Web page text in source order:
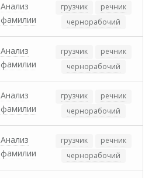
Анализ
фамилии
грузчик
речник
чернорабочий
Анализ
фамилии
грузчик
речник
чернорабочий
Анализ
фамилии
грузчик
речник
чернорабочий
Анализ
фамилии
грузчик
речник
чернорабочий